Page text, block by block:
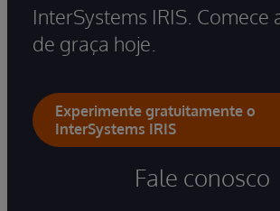
InterSystems IRIS. Comece
de graça hoje.
Experimente gratuitamente o
InterSystems IRIS
Fale conosco